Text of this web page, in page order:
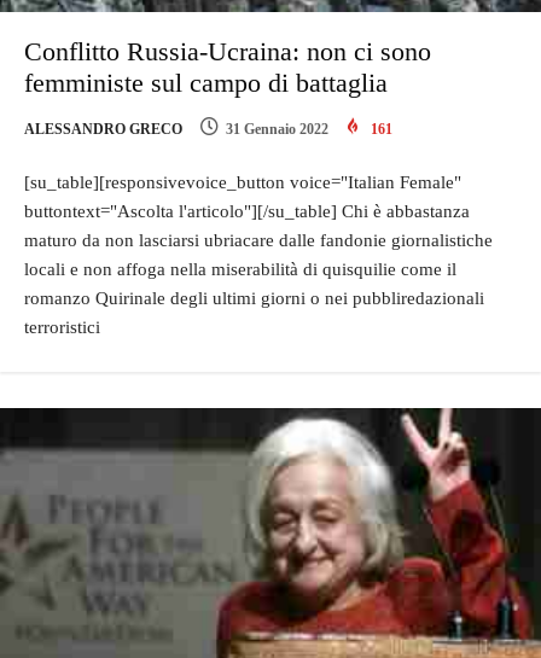
Conflitto Russia-Ucraina: non ci sono
femministe sul campo di battaglia
ALESSANDRO GRECO 31 Gennaio 2022 161
[su_table][responsivevoice_button voice="Italian Female"
buttontext="Ascolta l'articolo"][/su_table] Chi è abbastanza
maturo da non lasciarsi ubriacare dalle fandonie giornalistiche
locali e non affoga nella miserabilità di quisquilie come il
romanzo Quirinale degli ultimi giorni o nei pubbliredazionali
terroristici